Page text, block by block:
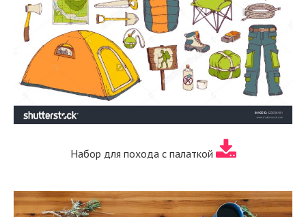
Набор для похода с палаткой